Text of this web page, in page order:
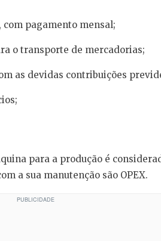
pagamento mensal;
o transporte de mercadorias;
as devidas contribuições
para a produção é
a sua manutenção são OPEX.